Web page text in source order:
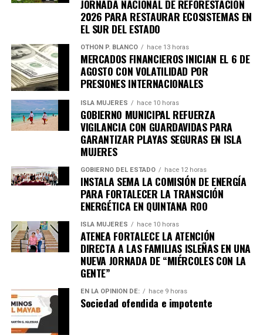
Recibe las noticias al instante
Únete al canal oficial de WhatsApp de
Quinto Podery recibe las noticias más
importantes de Quintana Roo directamente
en tu teléfono.
Unirme al canal de WhatsApp
JORNADA NACIONAL DE REFORESTACIÓN
2026 PARA RESTAURAR ECOSISTEMAS EN
EL SUR DEL ESTADO
OTHON P. BLANCO hace 13 horas
MERCADOS FINANCIEROS INICIAN EL 6 DE
AGOSTO CON VOLATILIDAD POR
PRESIONES INTERNACIONALES
ISLA MUJERES hace 10 horas
GOBIERNO MUNICIPAL REFUERZA
VIGILANCIA CON GUARDAVIDAS PARA
GARANTIZAR PLAYAS SEGURAS EN ISLA
MUJERES
GOBIERNO DEL ESTADO hace 12 horas
INSTALA SEMA LA COMISIÓN DE ENERGÍA
PARA FORTALECER LA TRANSICIÓN
ENERGÉTICA EN QUINTANA ROO
ISLA MUJERES hace 10 horas
ATENEA FORTALECE LA ATENCIÓN
DIRECTA A LAS FAMILIAS ISLEÑAS EN UNA
NUEVA JORNADA DE “MIÉRCOLES CON LA
GENTE”
EN LA OPINIÓN DE: hace 9 horas
Sociedad ofendida e impotente